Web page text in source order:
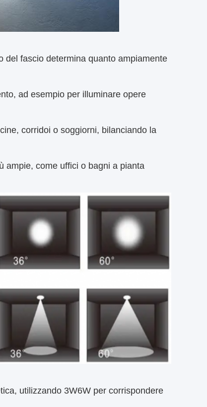
del fascio determina quanto ampiamente
ad esempio per illuminare opere
corridoi o soggiorni, bilanciando la
ampie, come uffici o bagni a pianta
utilizzando 3W6W per corrispondere